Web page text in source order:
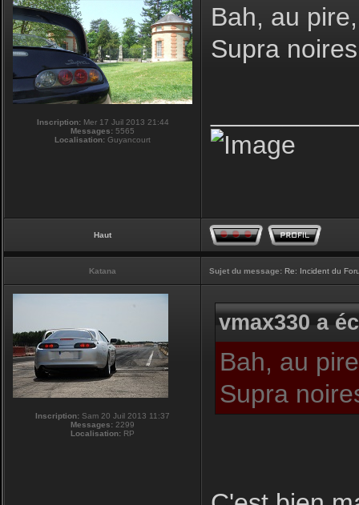
Inscription:Mer 17 Juil 2013 21:44
Messages: 5565
Localisation: Guyancourt
Bah, au
Supra
Haut
Katana Sujet du message: Re: Incident du
Inscription: Sam 20 Juil 2013 11:37
Messages: 2299
Localisation: RP
vmax330 a
Bah, au
Supra